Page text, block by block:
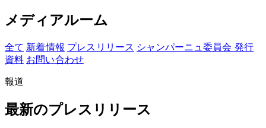
メディアルーム
全て 新着 情報 プレス リリース シャンパーニュ委員会 発行
資料 お問い 合わせ
報道
最新のプレスリリース